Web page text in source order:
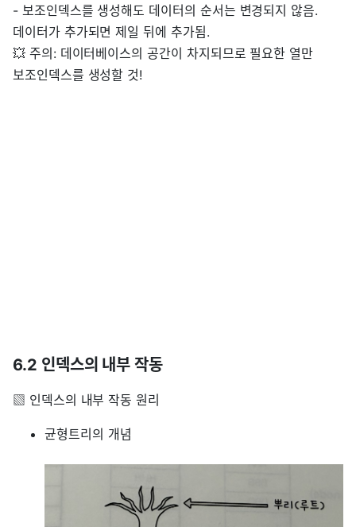
- 보조인덱스를 생성해도 데이터의 순서는 변경되지 않음.
데이터가 추가되면 제일 뒤에 추가됨.
💥 주의: 데이터베이스의 공간이 차지되므로 필요한 열만
보조인덱스를 생성할 것!
6.2 인덱스의 내부 작동
▧ 인덱스의 내부 작동 원리
균형트리의 개념